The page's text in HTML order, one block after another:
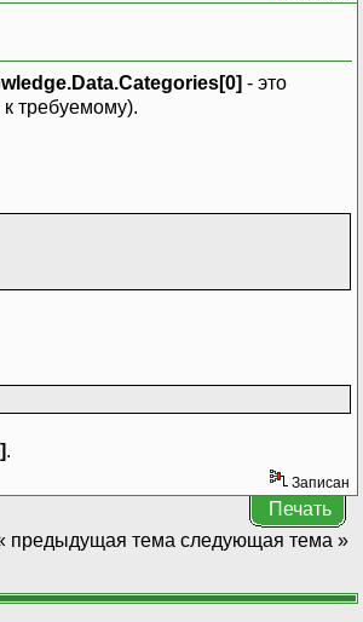
- это
требуемому).
.
Записан
Печать
предыдущая тема следующая тема »